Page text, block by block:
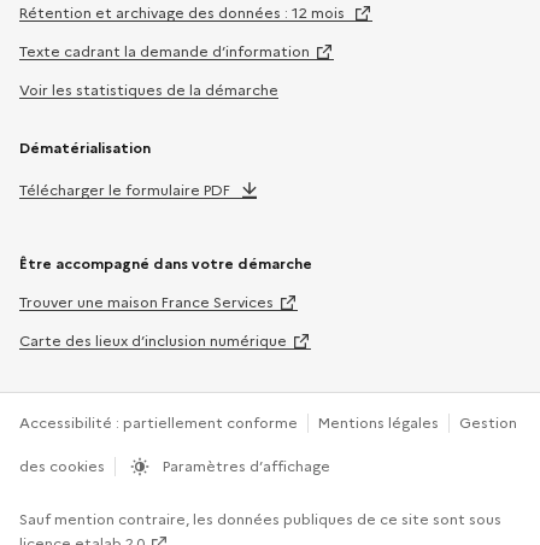
Rétention et archivage des données : 12 mois
Texte cadrant la demande d’information
Voir les statistiques de la démarche
Dématérialisation
Télécharger le formulaire PDF
Être accompagné dans votre démarche
Trouver une maison France Services
Carte des lieux d’inclusion numérique
Accessibilité : partiellement conforme Mentions légales Gestion
des cookies Paramètres d’affichage
Sauf mention contraire, les données publiques de ce site sont sous